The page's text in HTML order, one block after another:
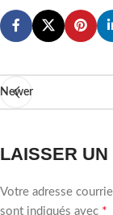
Newer
LAISSER UN
Votre adresse
sont indiqués avec *